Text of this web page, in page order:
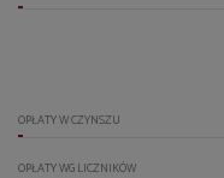
OPŁATY W CZYNSZU
OPŁATY WG LICZNIKÓW